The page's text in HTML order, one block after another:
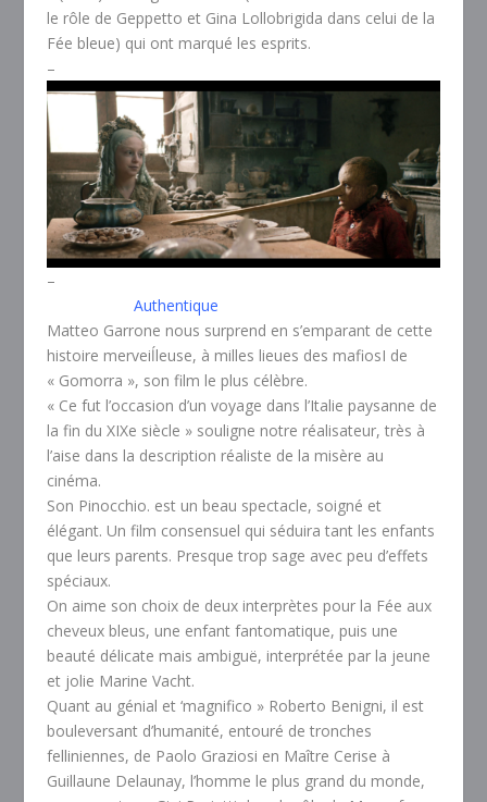
le rôle de Geppetto et Gina Lollobrigida dans celui de la
Fée bleue) qui ont marqué les esprits.
–
–
Authentique
Matteo Garrone nous surprend en s’emparant de cette
histoire merveiĺleuse, à milles lieues des mafiosI de
« Gomorra », son film le plus célèbre.
« Ce fut l’occasion d’un voyage dans l’Italie paysanne de
la fin du XIXe siècle » souligne notre réalisateur, très à
l’aise dans la description réaliste de la misère au
cinéma.
Son Pinocchio. est un beau spectacle, soigné et
élégant. Un film consensuel qui séduira tant les enfants
que leurs parents. Presque trop sage avec peu d’effets
spéciaux.
On aime son choix de deux interprètes pour la Fée aux
cheveux bleus, une enfant fantomatique, puis une
beauté délicate mais ambiguë, interprétée par la jeune
et jolie Marine Vacht.
Quant au génial et ‘magnifico » Roberto Benigni, il est
bouleversant d’humanité, entouré de tronches
felliniennes, de Paolo Graziosi en Maître Cerise à
Guillaune Delaunay, l’homme le plus grand du monde,